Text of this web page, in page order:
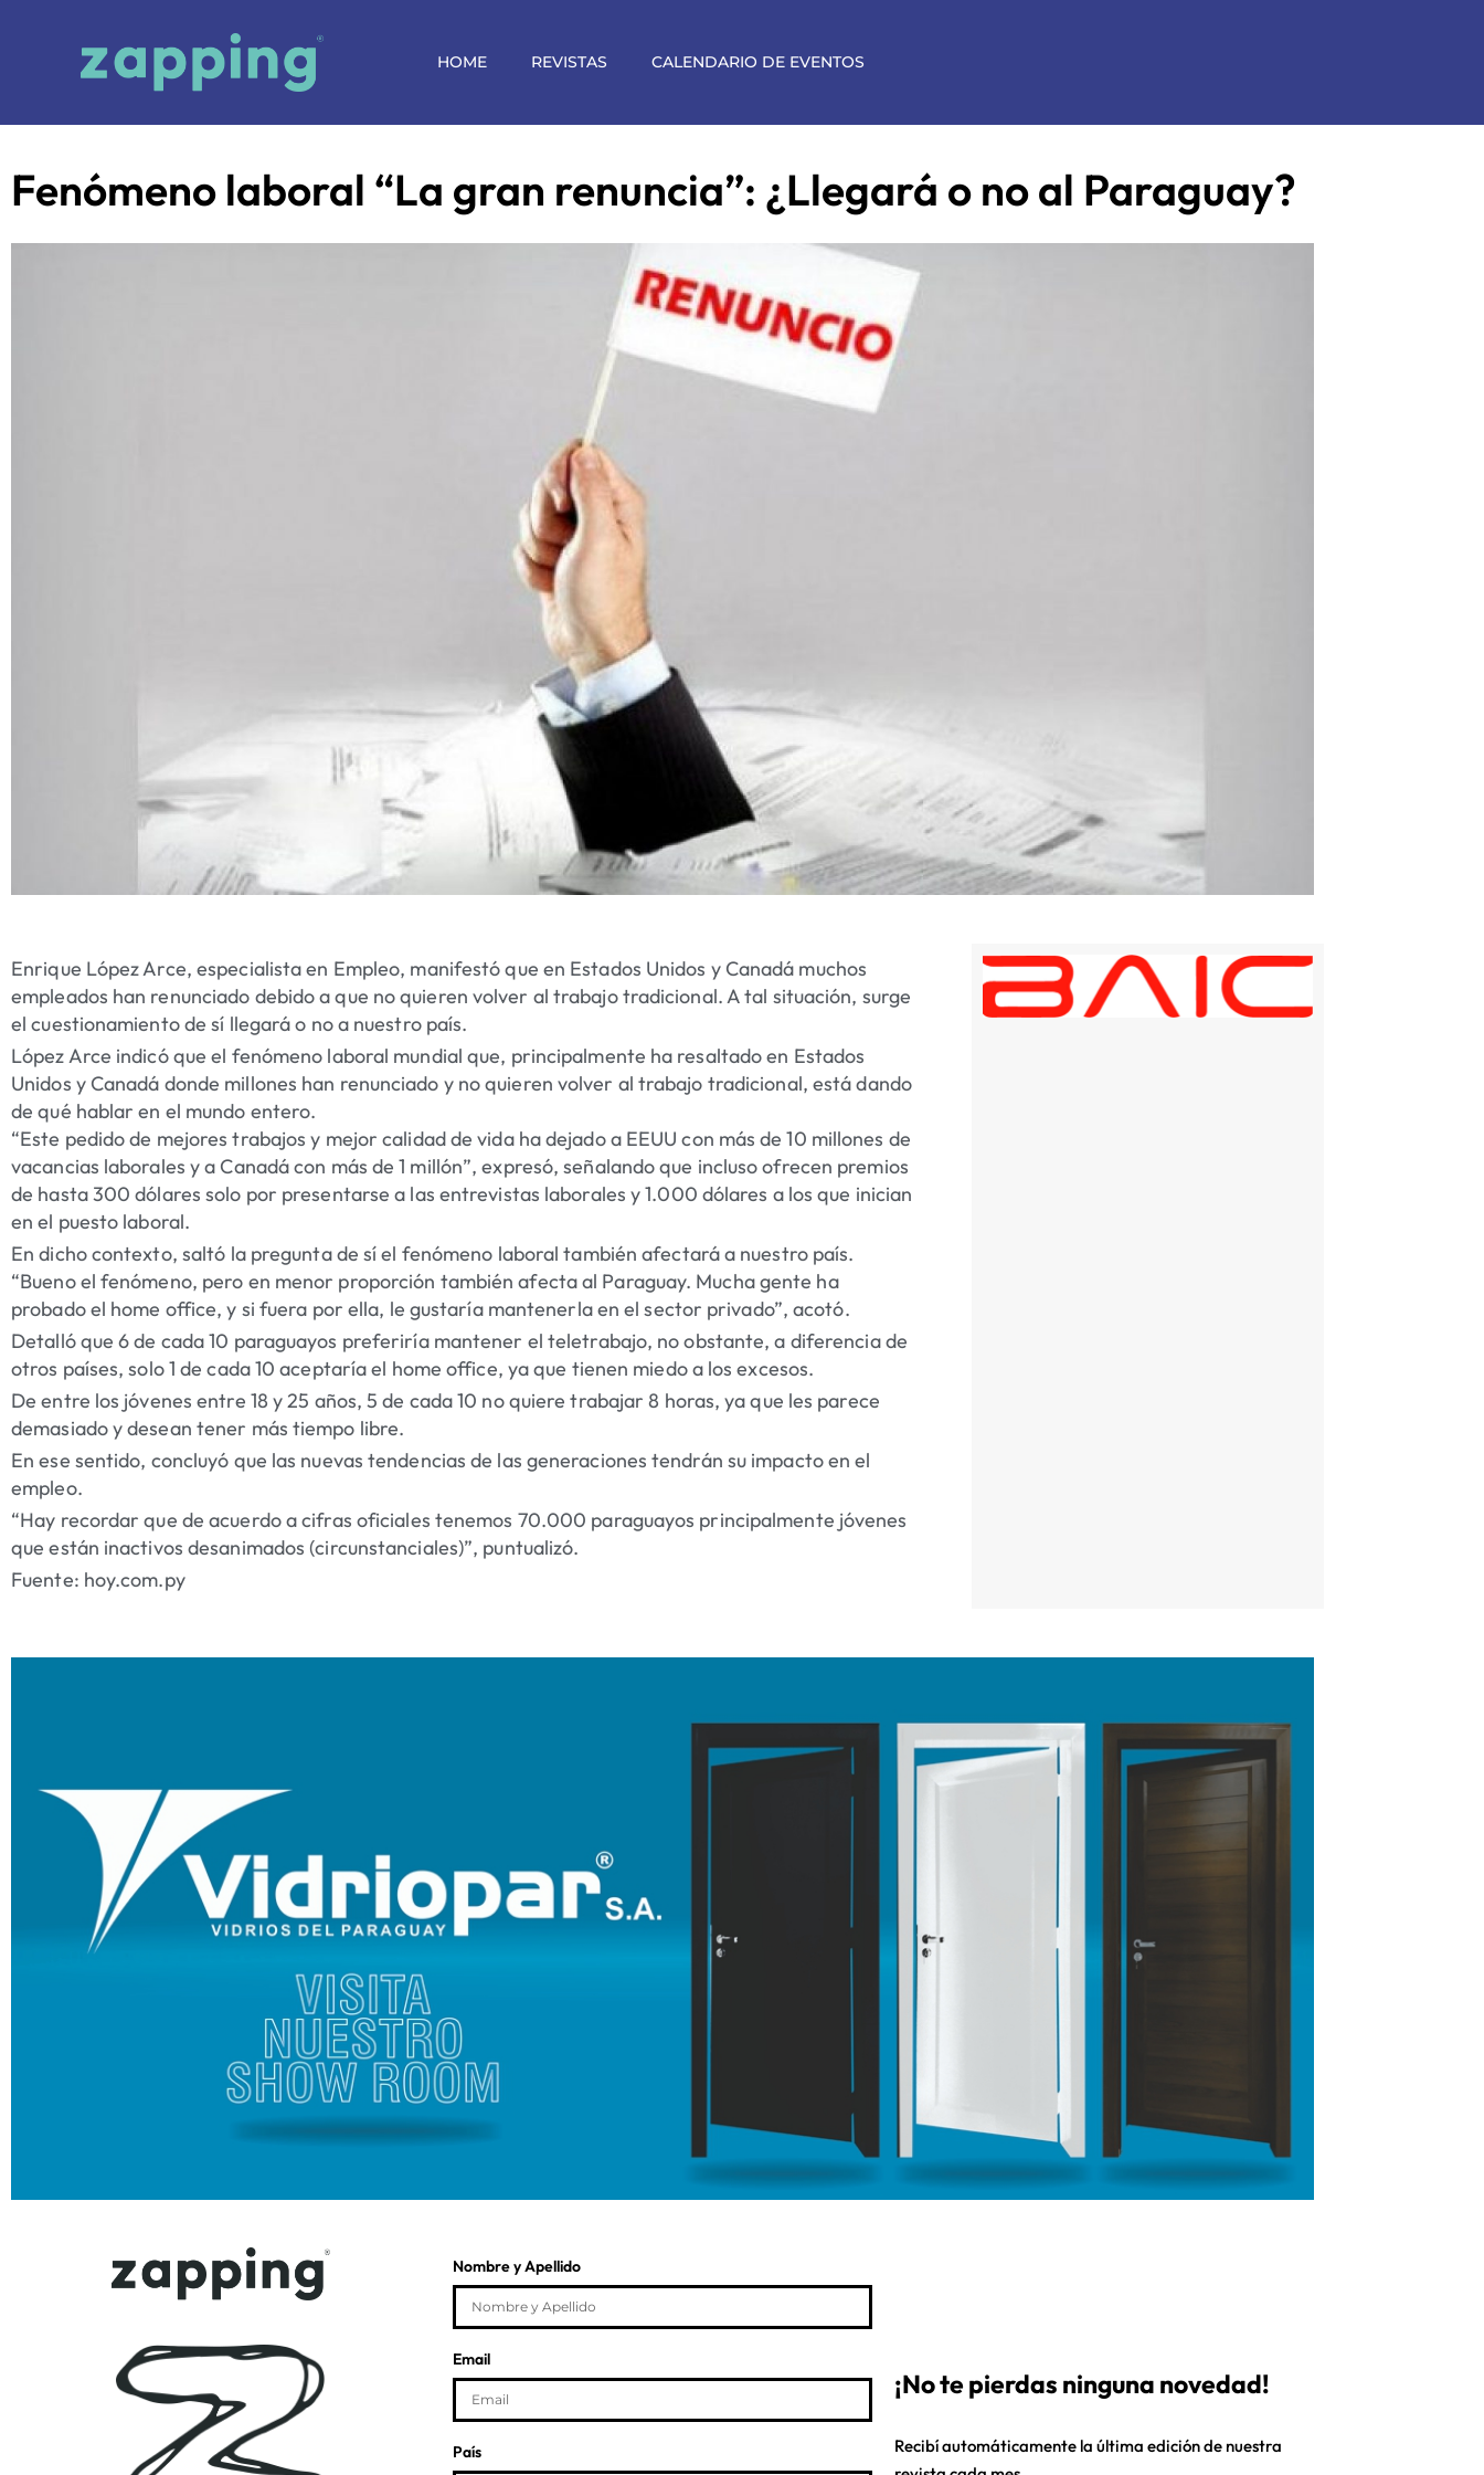
HOME REVISTAS CALENDARIO DE EVENTOS
Fenómeno laboral “La gran renuncia”: ¿Llegará o no al Paraguay?
Enrique López Arce, especialista en Empleo, manifestó que en Estados Unidos y Canadá muchos
empleados han renunciado debido a que no quieren volver al trabajo tradicional. A tal situación, surge
el cuestionamiento de sí llegará o no a nuestro país.
López Arce indicó que el fenómeno laboral mundial que, principalmente ha resaltado en Estados
Unidos y Canadá donde millones han renunciado y no quieren volver al trabajo tradicional, está dando
de qué hablar en el mundo entero.
“Este pedido de mejores trabajos y mejor calidad de vida ha dejado a EEUU con más de 10 millones de
vacancias laborales y a Canadá con más de 1 millón”, expresó, señalando que incluso ofrecen premios
de hasta 300 dólares solo por presentarse a las entrevistas laborales y 1.000 dólares a los que inician
en el puesto laboral.
En dicho contexto, saltó la pregunta de sí el fenómeno laboral también afectará a nuestro país.
“Bueno el fenómeno, pero en menor proporción también afecta al Paraguay. Mucha gente ha
probado el home office, y si fuera por ella, le gustaría mantenerla en el sector privado”, acotó.
Detalló que 6 de cada 10 paraguayos preferiría mantener el teletrabajo, no obstante, a diferencia de
otros países, solo 1 de cada 10 aceptaría el home office, ya que tienen miedo a los excesos.
De entre los jóvenes entre 18 y 25 años, 5 de cada 10 no quiere trabajar 8 horas, ya que les parece
demasiado y desean tener más tiempo libre.
En ese sentido, concluyó que las nuevas tendencias de las generaciones tendrán su impacto en el
empleo.
“Hay recordar que de acuerdo a cifras oficiales tenemos 70.000 paraguayos principalmente jóvenes
que están inactivos desanimados (circunstanciales)”, puntualizó.
Fuente: hoy.com.py
Nombre y Apellido
Email
País
¡No te pierdas ninguna novedad!
Recibí automáticamente la última edición de nuestra